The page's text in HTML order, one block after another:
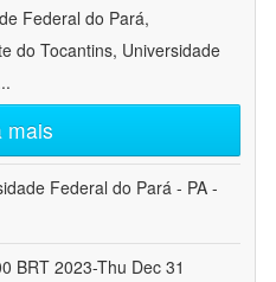
Federal do Pará,
do Tocantins, Universidade
mais
Federal do Pará - PA -
BRT 2023-Thu Dec 31